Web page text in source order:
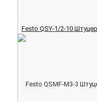
Festo QSY-1/2-10 Штуцер